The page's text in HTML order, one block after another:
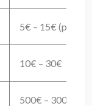
5€ – 15€ (par
10€ – 30€
500€ – 3000€